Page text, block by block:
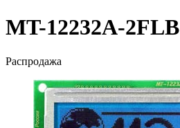
MT-12232A-2FLB
Распродажа